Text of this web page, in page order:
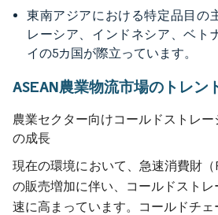
東南アジアにおける特定品目の
レーシア、インドネシア、ベト
イの5カ国が際立っています。
ASEAN農業物流市場のトレン
農業セクター向けコールドストレ
の成長
現在の環境において、急速消費財
の販売増加に伴い、コールドスト
速に高まっています。コールドチェ